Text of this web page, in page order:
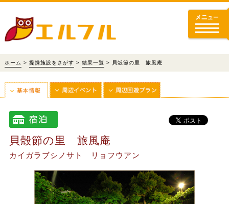
ホーム > 提携施設をさがす > 結果一覧 > 貝殻節の里 旅風庵
貝殻節の里 旅風庵
カイガラブシノサト リョフウアン